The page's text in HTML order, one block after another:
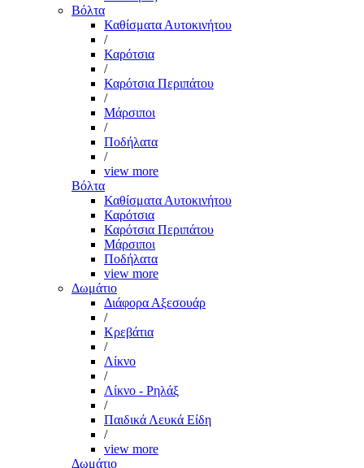
Βόλτα
Καθίσματα Αυτοκινήτου
/
Καρότσια
/
Καρότσια Περιπάτου
/
Μάρσιποι
/
Ποδήλατα
/
view more
Βόλτα
Καθίσματα Αυτοκινήτου
Καρότσια
Καρότσια Περιπάτου
Μάρσιποι
Ποδήλατα
view more
Δωμάτιο
Διάφορα Αξεσουάρ
/
Κρεβάτια
/
Λίκνο
/
Λίκνο - Ρηλάξ
/
Παιδικά Λευκά Είδη
/
view more
Δωμάτιο